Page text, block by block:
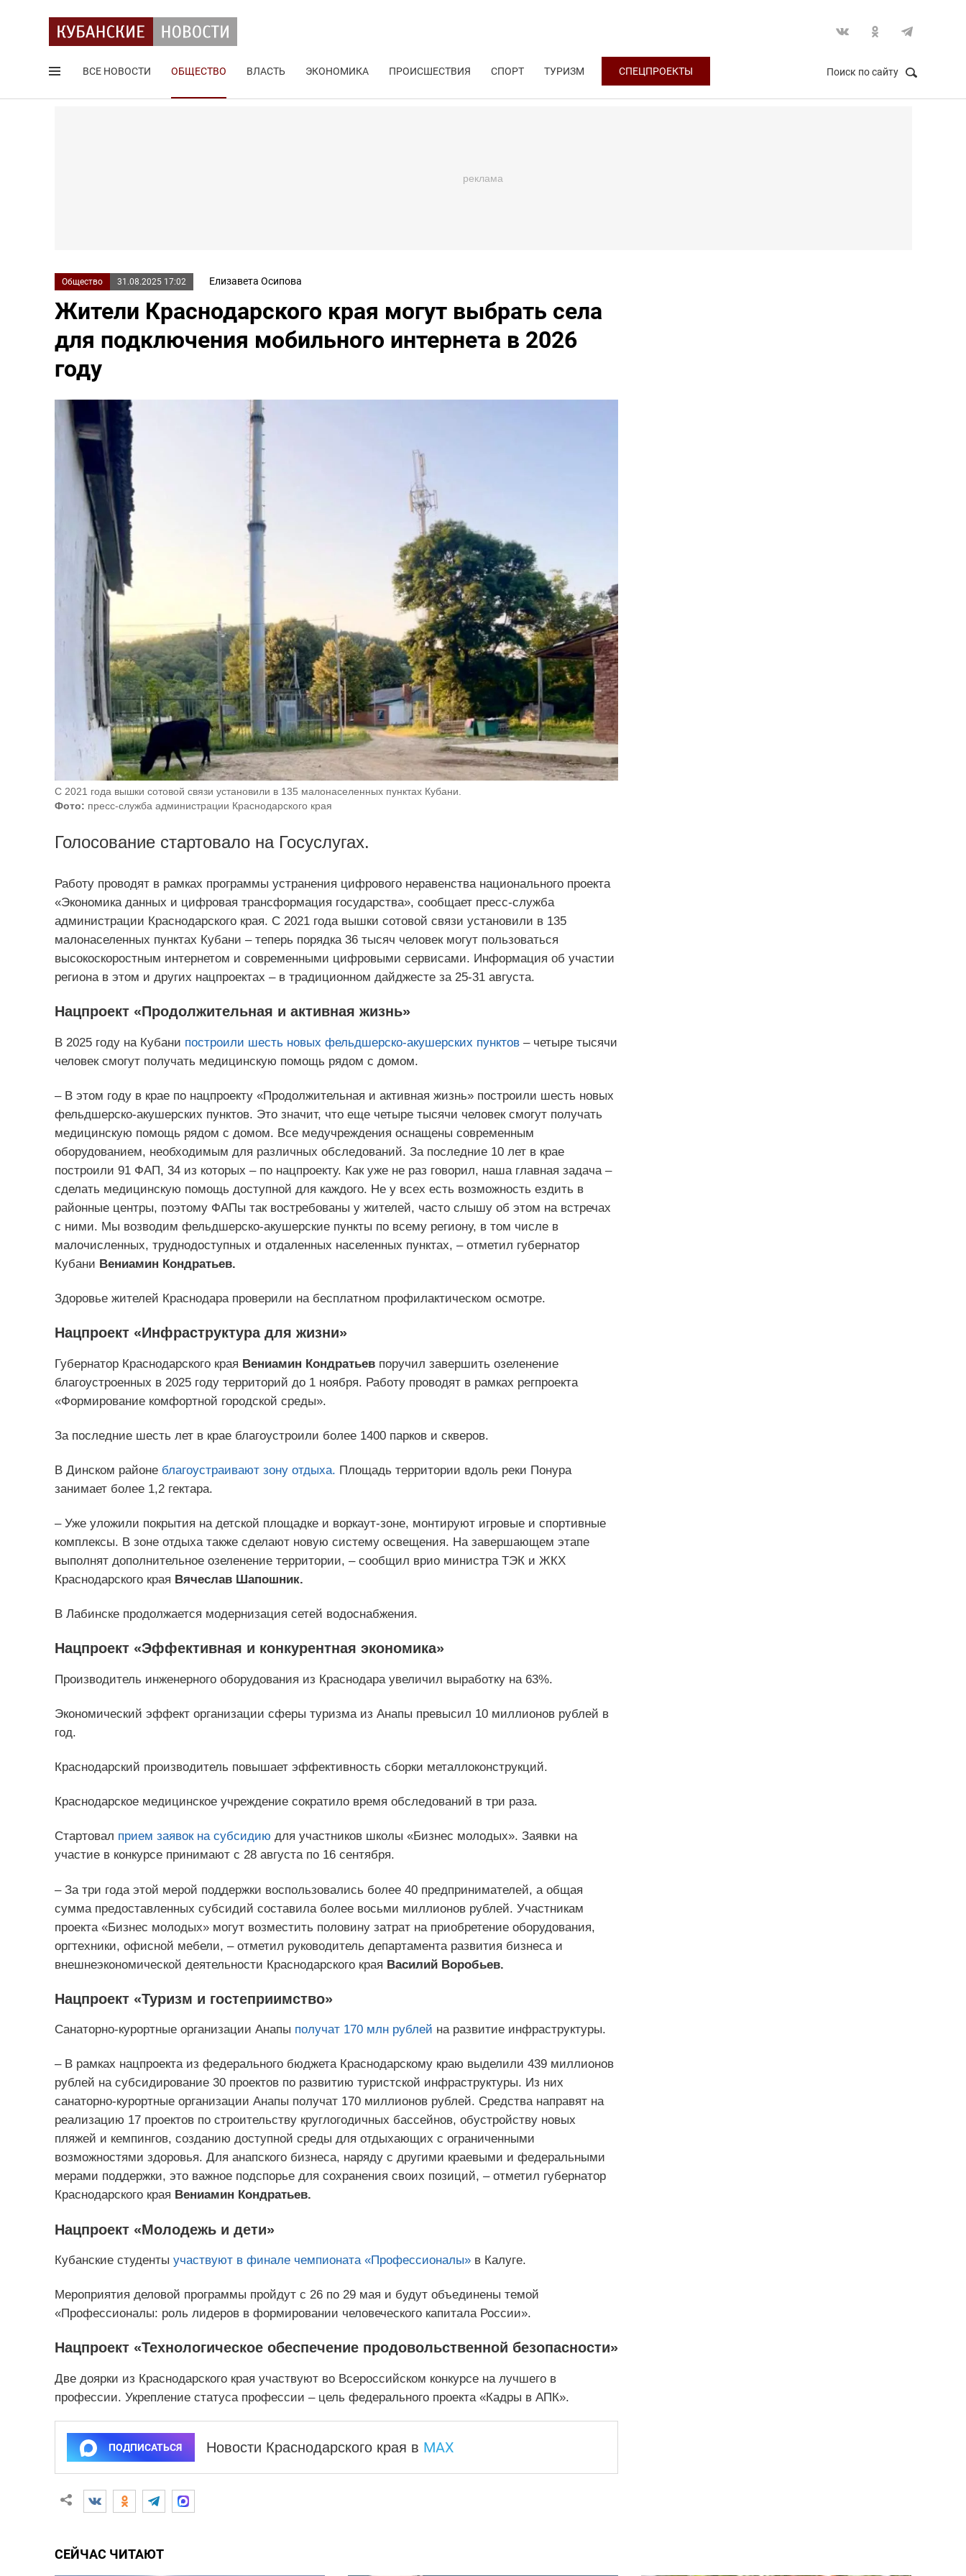
ВСЕ НОВОСТИ ОБЩЕСТВО ВЛАСТЬ ЭКОНОМИКА ПРОИСШЕСТВИЯ СПОРТ ТУРИЗМ СПЕЦПРОЕКТЫ Поиск по сайту
Общество 31.08.2025 17:02 Елизавета Осипова
Жители Краснодарского края могут выбрать села
для подключения мобильного интернета в 2026
году
С 2021 года вышки сотовой связи установили в 135 малонаселенных пунктах Кубани.
Фото: пресс-служба администрации Краснодарского края
Голосование стартовало на Госуслугах.
Работу проводят в рамках программы устранения цифрового неравенства национального проекта
«Экономика данных и цифровая трансформация государства», сообщает пресс-служба
администрации Краснодарского края. С 2021 года вышки сотовой связи установили в 135
малонаселенных пунктах Кубани – теперь порядка 36 тысяч человек могут пользоваться
высокоскоростным интернетом и современными цифровыми сервисами. Информация об участии
региона в этом и других нацпроектах – в традиционном дайджесте за 25-31 августа.
Нацпроект «Продолжительная и активная жизнь»
В 2025 году на Кубани построили шесть новых фельдшерско-акушерских пунктов– четыре тысячи
человек смогут получать медицинскую помощь рядом с домом.
– В этом году в крае по нацпроекту «Продолжительная и активная жизнь» построили шесть новых
фельдшерско-акушерских пунктов. Это значит, что еще четыре тысячи человек смогут получать
медицинскую помощь рядом с домом. Все медучреждения оснащены современным
оборудованием, необходимым для различных обследований. За последние 10 лет в крае
построили 91 ФАП, 34 из которых – по нацпроекту. Как уже не раз говорил, наша главная задача –
сделать медицинскую помощь доступной для каждого. Не у всех есть возможность ездить в
районные центры, поэтому ФАПы так востребованы у жителей, часто слышу об этом на встречах
с ними. Мы возводим фельдшерско-акушерские пункты по всему региону, в том числе в
малочисленных, труднодоступных и отдаленных населенных пунктах, – отметил губернатор
Кубани Вениамин Кондратьев.
Здоровье жителей Краснодара проверили на бесплатном профилактическом осмотре.
Нацпроект «Инфраструктура для жизни»
Губернатор Краснодарского края Вениамин Кондратьевпоручил завершить озеленение
благоустроенных в 2025 году территорий до 1 ноября. Работу проводят в рамках регпроекта
«Формирование комфортной городской среды».
За последние шесть лет в крае благоустроили более 1400 парков и скверов.
В Динском районе благоустраивают зону отдыха. Площадь территории вдоль реки Понура
занимает более 1,2 гектара.
– Уже уложили покрытия на детской площадке и воркаут-зоне, монтируют игровые и спортивные
комплексы. В зоне отдыха также сделают новую систему освещения. На завершающем этапе
выполнят дополнительное озеленение территории, – сообщил врио министра ТЭК и ЖКХ
Краснодарского края Вячеслав Шапошник.
В Лабинске продолжается модернизация сетей водоснабжения.
Нацпроект «Эффективная и конкурентная экономика»
Производитель инженерного оборудования из Краснодара увеличил выработку на 63%.
Экономический эффект организации сферы туризма из Анапы превысил 10 миллионов рублей в
год.
Краснодарский производитель повышает эффективность сборки металлоконструкций.
Краснодарское медицинское учреждение сократило время обследований в три раза.
Стартовал прием заявок на субсидию для участников школы «Бизнес молодых». Заявки на
участие в конкурсе принимают с 28 августа по 16 сентября.
– За три года этой мерой поддержки воспользовались более 40 предпринимателей, а общая
сумма предоставленных субсидий составила более восьми миллионов рублей. Участникам
проекта «Бизнес молодых» могут возместить половину затрат на приобретение оборудования,
оргтехники, офисной мебели, – отметил руководитель департамента развития бизнеса и
внешнеэкономической деятельности Краснодарского края Василий Воробьев.
Нацпроект «Туризм и гостеприимство»
Санаторно-курортные организации Анапы получат 170 млн рублей на развитие инфраструктуры.
– В рамках нацпроекта из федерального бюджета Краснодарскому краю выделили 439 миллионов
рублей на субсидирование 30 проектов по развитию туристской инфраструктуры. Из них
санаторно-курортные организации Анапы получат 170 миллионов рублей. Средства направят на
реализацию 17 проектов по строительству круглогодичных бассейнов, обустройству новых
пляжей и кемпингов, созданию доступной среды для отдыхающих с ограниченными
возможностями здоровья. Для анапского бизнеса, наряду с другими краевыми и федеральными
мерами поддержки, это важное подспорье для сохранения своих позиций, – отметил губернатор
Краснодарского края Вениамин Кондратьев.
Нацпроект «Молодежь и дети»
Кубанские студенты участвуют в финале чемпионата «Профессионалы»в Калуге.
Мероприятия деловой программы пройдут с 26 по 29 мая и будут объединены темой
«Профессионалы: роль лидеров в формировании человеческого капитала России».
Нацпроект «Технологическое обеспечение продовольственной безопасности»
Две доярки из Краснодарского края участвуют во Всероссийском конкурсе на лучшего в
профессии. Укрепление статуса профессии – цель федерального проекта «Кадры в АПК».
ПОДПИСАТЬСЯ Новости Краснодарского края в MAX
СЕЙЧАС ЧИТАЮТ